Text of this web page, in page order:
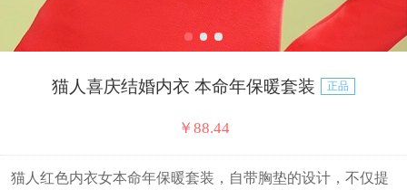
猫人喜庆结婚内衣 本命年保暖套装 正品
￥ 88.44
猫人红色内衣女本命年保暖套装，自带胸垫的设计，不仅提